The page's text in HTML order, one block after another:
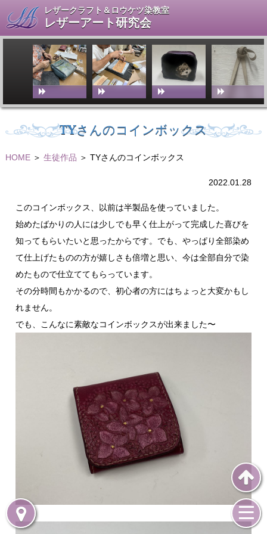
レザークラフト＆ロウケツ染教室
レザーアート研究会
TYさんのコインボックス
HOME＞ 生徒作品 ＞ TYさんのコインボックス
2022.01.28
このコインボックス、以前は半製品を使っていました。
始めたばかりの人には少しでも早く仕上がって完成した喜びを
知ってもらいたいと思ったからです。でも、やっぱり全部染め
て仕上げたものの方が嬉しさも倍増と思い、今は全部自分で染
めたもので仕立ててもらっています。
その分時間もかかるので、初心者の方にはちょっと大変かもし
れません。
でも、こんなに素敵なコインボックスが出来ました〜